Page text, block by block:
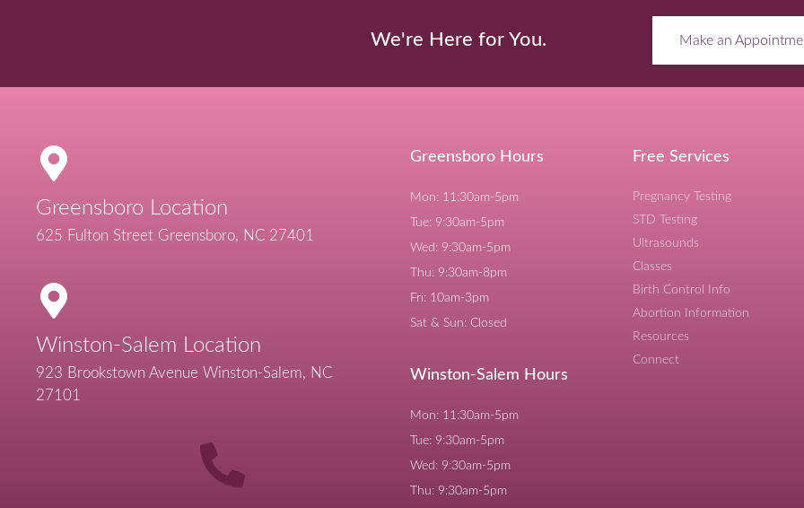
We're Here for You. Make an
Greensboro Location
625 Fulton Street Greensboro, NC 27401
Winston-Salem Location
923 Brookstown Avenue Winston-Salem, NC
27101
Greensboro Hours
Mon: 11:30am-5pm
Tue: 9:30am-5pm
Wed: 9:30am-5pm
Thu: 9:30am-8pm
Fri: 10am-3pm
Sat & Sun: Closed
Winston-Salem Hours
Mon: 11:30am-5pm
Tue: 9:30am-5pm
Wed: 9:30am-5pm
Thu: 9:30am-5pm
Free Services
Pregnancy Testing
STD Testing
Ultrasounds
Classes
Birth Control Info
Abortion Information
Resources
Connect